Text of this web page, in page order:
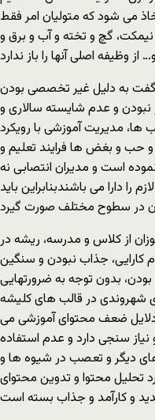
می شود که متولیان امر فقط
نیمکت، گچ و تخته و آب و برق و
گفت به دلیل غیر تخصصی بودن
و عدم شایسته سالاری و
مدیریت آموزشی با رویکرد
حب و بغض ها فرایند تعلیم و
است و مدیران انتصابی نه
دارا می باشندبنابراین باید
از کلاس و مدرسه، ریشه در
کارایی، جذاب نبودن و سنگین
بدون توجه به ضرورتهایی
شهروندی در قالب های کلیشه
دلایل ضعف محتوای آموزشی می
سنجی دارد و عدم استفاده
دیگر و تعصب در شیوه ها و
تحلیل محتوا و تدوین محتوای